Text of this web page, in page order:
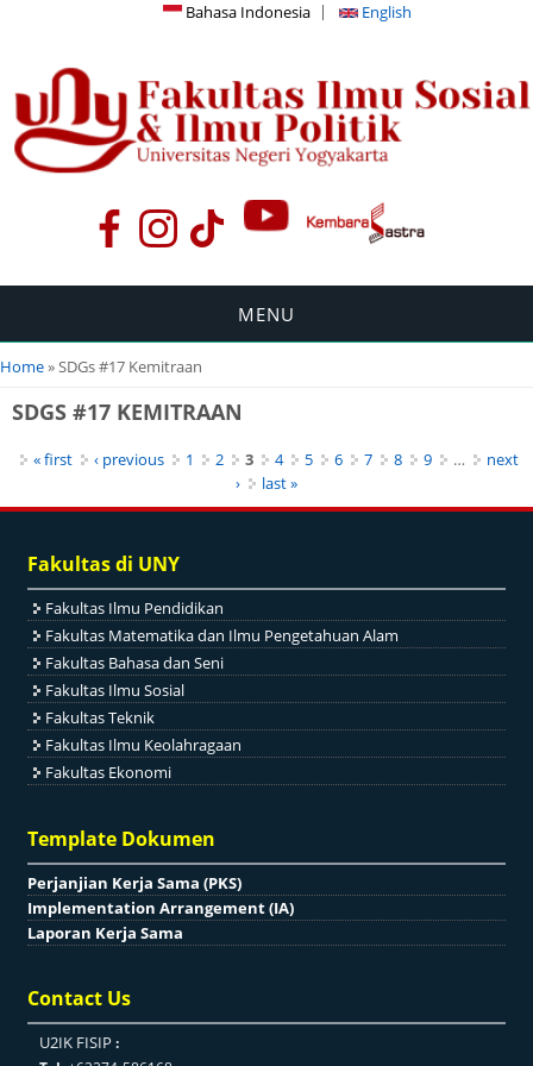
Bahasa Indonesia English
MENU
You are here
Home» SDGs #17 Kemitraan
SDGS #17 KEMITRAAN
Pages
« first ‹ previous 1 2 3 4 5 6 7 8 9 …
next
›
last »
Fakultas di UNY
Fakultas Ilmu Pendidikan
Fakultas Matematika dan Ilmu Pengetahuan Alam
Fakultas Bahasa dan Seni
Fakultas Ilmu Sosial
Fakultas Teknik
Fakultas Ilmu Keolahragaan
Fakultas Ekonomi
Template Dokumen
Perjanjian Kerja Sama (PKS)
Implementation Arrangement (IA)
Laporan Kerja Sama
Contact Us
U2IK FISIP :